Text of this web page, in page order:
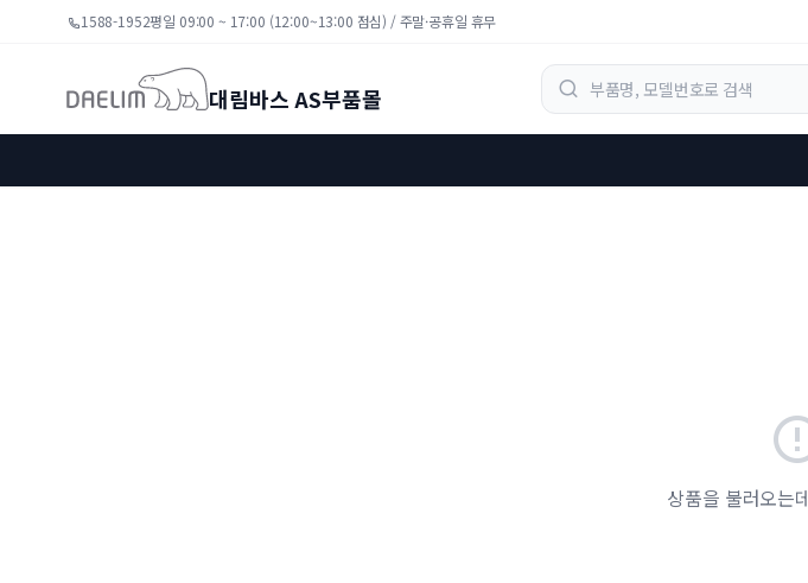
1588-1952평일 09:00 ~ 17:00 (12:00~13:00 점심) / 주말·공휴일 휴무
대림바스 AS부품몰
상품을 불러오는